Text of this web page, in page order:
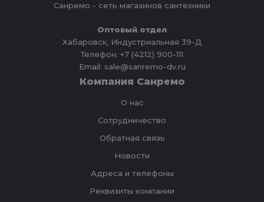
Санремо - сеть магазинов сантехники
Оптовый отдел
Хабаровск, Индустриальная 39-Д
Телефон: +7 (4212) 900-111
Email: sale@sanremo-dv.ru
Компания Санремо
О нас
Сотрудничество
Обратная связь
Новости
Адреса и телефоны
Реквизиты компании